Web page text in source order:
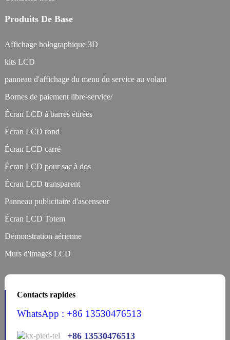
Produits De Base
Affichage holographique 3D
kits LCD
panneau d'affichage du menu du service au volant
Bornes de paiement libre-service/
Écran LCD à barres étirées
Écran LCD rond
Écran LCD carré
Écran LCD pour sac à dos
Écran LCD transparent
Panneau publicitaire d'ascenseur
Écran LCD Totem
Démonstration aérienne
Murs d'images LCD
Contacts rapides
WhatsApp : +86 13530476513
+86 13530476513